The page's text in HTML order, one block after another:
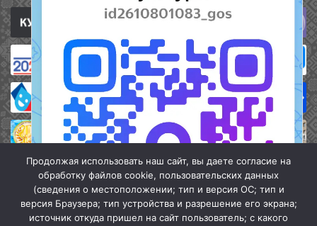
Продолжая использовать наш сайт, вы даете согласие на
обработку файлов cookie, пользовательских данных
(сведения о местоположении; тип и версия ОС; тип и
версия Браузера; тип устройства и разрешение его экрана;
источник откуда пришел на сайт пользователь; с какого